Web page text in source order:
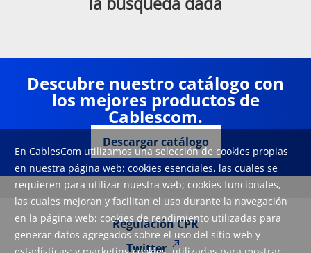
En CablesCom utilizamos una selección de cookies propias
en nuestra página web: cookies esenciales, las cuales se
requieren para utilizar nuestra web; cookies funcionales,
las cuales mejoran y facilitan el uso durante la navegación
en la página web; cookies de rendimiento utilizadas para
generar datos agregados sobre el uso del sitio web y
Descubre nuestro catálogo con
los mejores productos de
Cablescom.
Descargar catálogo
Regulación CPR
Twitter